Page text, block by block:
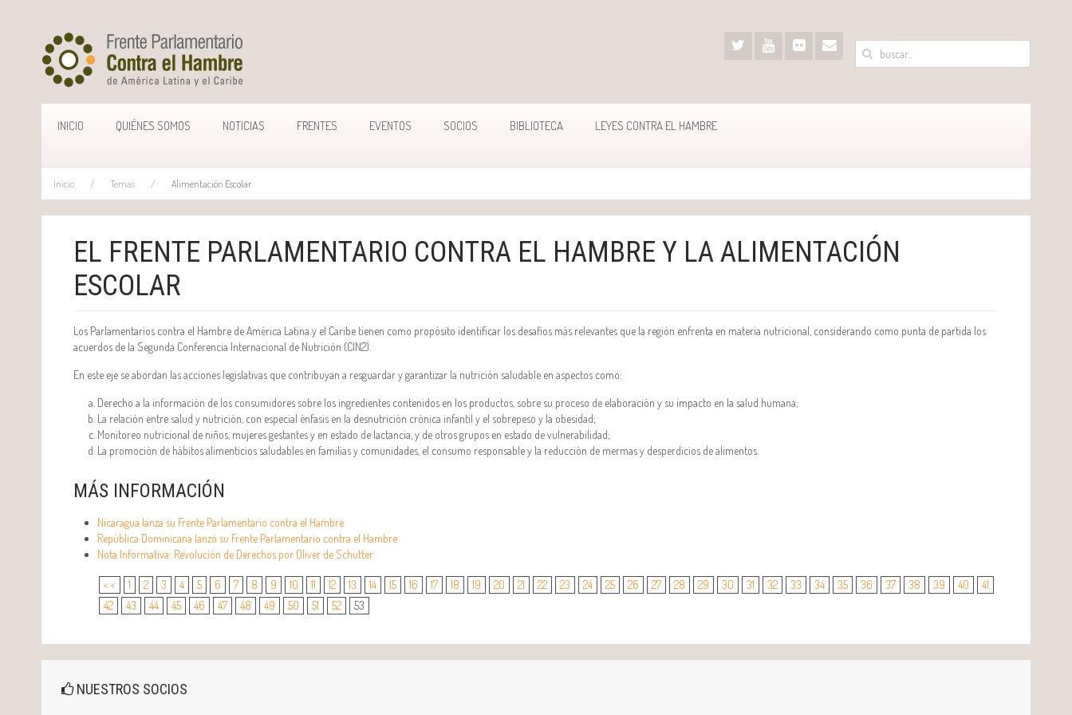
INICIO QUIÉNES SOMOS NOTICIAS FRENTES EVENTOS SOCIOS BIBLIOTECA LEYES CONTRA EL HAMBRE
Inicio Temas Alimentación Escolar
EL FRENTE PARLAMENTARIO CONTRA EL HAMBRE Y LA ALIMENTACIÓN
ESCOLAR
Los Parlamentarios contra el Hambre de América Latina y el Caribe tienen como propósito identificar los desafíos más relevantes que la región enfrenta en materia nutricional, considerando como punta de partida los
acuerdos de la Segunda Conferencia Internacional de Nutrición (CIN2).
En este eje se abordan las acciones legislativas que contribuyan a resguardar y garantizar la nutrición saludable en aspectos como:
Derecho a la información de los consumidores sobre los ingredientes contenidos en los productos, sobre su proceso de elaboración y su impacto en la salud humana;
La relación entre salud y nutrición, con especial énfasis en la desnutrición crónica infantil y el sobrepeso y la obesidad;
Monitoreo nutricional de niños, mujeres gestantes y en estado de lactancia, y de otros grupos en estado de vulnerabilidad;
La promoción de hábitos alimenticios saludables en familias y comunidades, el consumo responsable y la reducción de mermas y desperdicios de alimentos.
MÁS INFORMACIÓN
Nicaragua lanza su Frente Parlamentario contra el Hambre
República Dominicana lanzó su Frente Parlamentario contra el Hambre
Nota Informativa: Revolución de Derechos por Oliver de Schutter
< < 1 2 3 4 5 6 7 8 9 10 11 12 13 14 15 16 17 18 19 20 21 22 23 24 25 26 27 28 29 30 31 32 33 34 35 36 37 38 39 40
41
42
43 44 45 46 47 48 49 50 51 52 53
NUESTROS SOCIOS